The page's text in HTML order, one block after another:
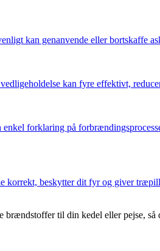
kan genanvende eller bortskaffe
kan fyre effektivt,
forklaring på
korrekt, beskytter dit fyr og giver
til din kedel eller pejse, så